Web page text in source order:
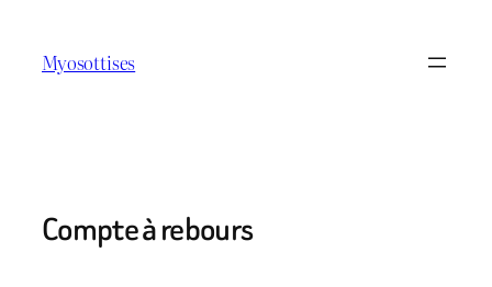
contenu
Myosottises
Compte à rebours